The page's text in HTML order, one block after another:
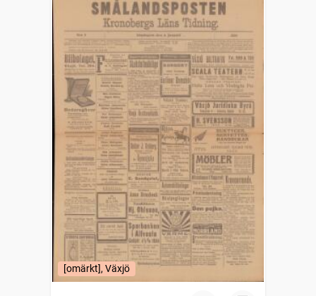
[omärkt], Växjö